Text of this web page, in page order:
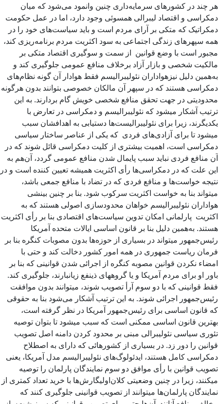
هر چند در کشورهای سرمایه‌داری چنین وانمود می‌شود که میان
دمکراسی و اقتصاد لیبرالی همسوئی وجود دارد، اما در عمل حکومت
دمکراتیک که متکی بر آرای مردم است و باید سیاست‌های خود را در
همه سپهرهای زندگی اجتماعی به سود اکثریت مردم برنامه‌ریزی کند،
مجبور است با وضع قوانین از سمت و سوگیری اقتصاد متکی بر
مالکیت شخصی و بازار آزاد برخلاف منافع عمومی جلوگیری کند و
به‌همین دلیل نیزهواداران نئولیبرالیسم فقط هوادار آن گونه نظام‌های
دمکراسی هستند که در سپهر آن مالکان خصوصی بتوانند بدون هرگونه
محدودیتی در جهت تحقق منافع شخصی خویش گام بردارند. به این
ترتیب آشکار میشود که نئولیبرالیسم و دمکراسی در تعارض با
یکدیگرند، زیرا برای نئولیبرالیست‌ها دستیابی به اهدافشان سبب
میشود تا برای آزادی‌های فردی که یکی از عناصر ساختار سیاسی
دمکراسی است، اهمیت بیشتری از کلیت دمکراسی قائل شوند که در
آن منافع فردی نباید سبب پایمال شدن منافع عمومی گردد، آن‌هم به
این علت که در دمکراسی‌ها رأی اکثریت همیشه تعیین کننده است و در
نتیجه خواست‌ها و منافع فردی که در تضاد با منافع جمعی باشد،
میتواند بنا به خواست اکثریت سرکوب شود. بنا بر چنین بینشی
هواداران نئولیبرالیسم خواهان محدودسازی اصولی هستند که به
اکثریت پارلمانی امکان تدوین سیاست‌های اقتصادی بنا بر رأی اکثریت
هستند. به‌همین دلیل بنا بر قانون اساسی ایالات متحده آمریکا
رئیس‌جمهور میتواند در بسیاری از حوزه‌ها بدون مصوبات کنگره بنا بر
فرمان ریاست جمهوری در همه امور کشور دخالت کند و حتی با
امضاء نکردن قوانین مصوبه کنگره از اجرائی شدن قوانینی که بنا بر
باور او برای مردم آمریکا و یا گروههای ذینفع زیانبارند، جلوگیری کند.
فقط قوانینی که با دو سوم آرأ تصویب شوند، میتوانند بدون موافقت
رئیس‌جمهور اجرائی شوند. به این ترتیب آشکار می‌شود بنا به حقوقی
که قانون اساسی برای رئیس‌جمهور آمریکا در نظر گرفته است،
بهترین قانون اساسی ممکنی است که سبب میشود تا بتوان توصیه
تئوری سیاسی نئولیبرالی مبنی بر محدود کردن دامنه اصل تصویب
قوانین را دور زد. در بسیاری از کشورهائی که دارای به اصطلاح
دمکراسی کامل هستند، ایدئولوگ‌های نئولیبرالیسم مدل آمریکا، یعنی
تصویب قوانین با رأی موافق دو سوم نمایندگان پارلمان را توصیه
میکنند، زیرا در چنین وضعیتی کلان‌اولیگارش‌ها با خرید تعداد کمتری از
نمایندگان پارلمان‌ها میتوانند از تصویب قوانینی جلوگیری کنند که